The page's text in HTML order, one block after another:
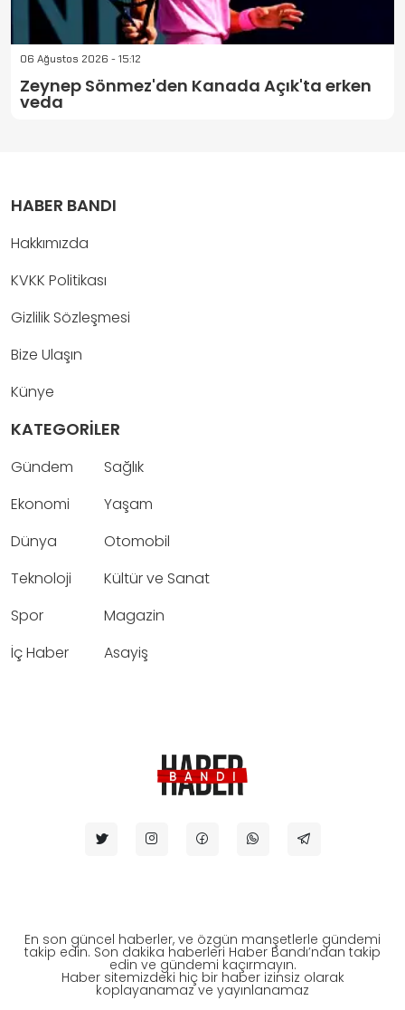
06 Ağustos 2026 - 15:12
Zeynep Sönmez'den Kanada Açık'ta erken
veda
HABER BANDI
Hakkımızda
KVKK Politikası
Gizlilik Sözleşmesi
Bize Ulaşın
Künye
KATEGORİLER
Gündem
Ekonomi
Dünya
Teknoloji
Spor
İç Haber
Sağlık
Yaşam
Otomobil
Kültür ve Sanat
Magazin
Asayiş
En son güncel haberler, ve özgün manşetlerle gündemi
takip edin. Son dakika haberleri Haber Bandı’ndan takip
edin ve gündemi kaçırmayın.
Haber sitemizdeki hiç bir haber izinsiz olarak
koplayanamaz ve yayınlanamaz